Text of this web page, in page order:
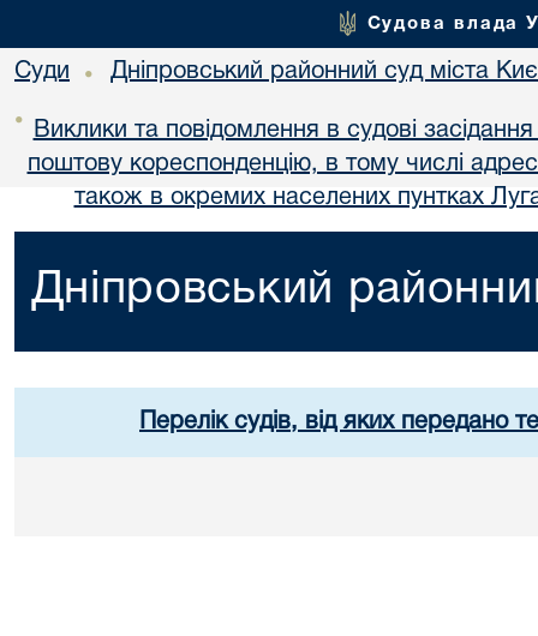
Судова влада
Суди • Дніпровський районний суд міста
•
Виклики та повідомлення в судові
поштову кореспонденцію, в тому числі
також в окремих населених пунтках
Дніпровський
Перелік судів, від яких передано